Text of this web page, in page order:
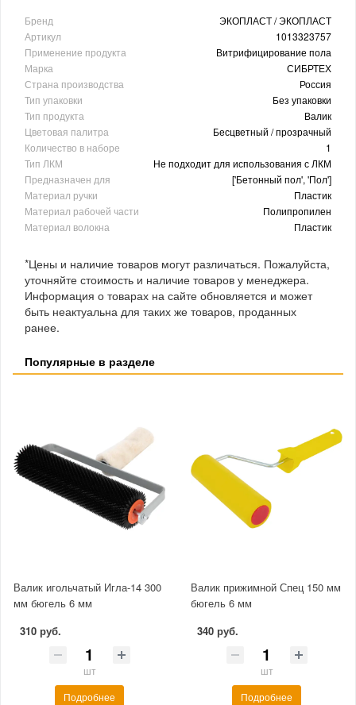
Бренд
ЭКОПЛАСТ / ЭКОПЛАСТ
Артикул
1013323757
Применение продукта
Витрифицирование пола
Марка
СИБРТЕХ
Страна производства
Россия
Тип упаковки
Без упаковки
Тип продукта
Валик
Цветовая палитра
Бесцветный / прозрачный
Количество в наборе
1
Тип ЛКМ
Не подходит для использования с ЛКМ
Предназначен для
['Бетонный пол', 'Пол']
Материал ручки
Пластик
Материал рабочей части
Полипропилен
Материал волокна
Пластик
*Цены и наличие товаров могут различаться. Пожалуйста,
уточняйте стоимость и наличие товаров у менеджера.
Информация о товарах на сайте обновляется и может
быть неактуальна для таких же товаров, проданных
ранее.
Популярные в разделе
Валик игольчатый Игла-14 300
мм бюгель 6 мм
310 руб.
шт
Подробнее
Валик прижимной Спец 150 мм
бюгель 6 мм
340 руб.
шт
Подробнее